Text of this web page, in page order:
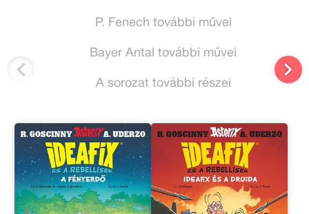
P. Fenech további művei
Bayer Antal további művei
A sorozat további részei